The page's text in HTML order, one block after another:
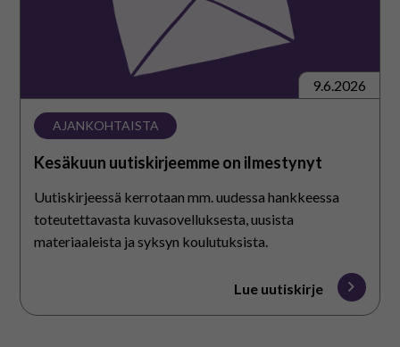
9.6.2026
AJANKOHTAISTA
Kesäkuun uutiskirjeemme on ilmestynyt
Uutiskirjeessä kerrotaan mm. uudessa hankkeessa
toteutettavasta kuvasovelluksesta, uusista
materiaaleista ja syksyn koulutuksista.
Lue uutiskirje